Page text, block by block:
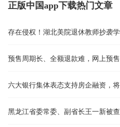
正版中国app下载热门文章
黑龙江省委常委、副省长王一新被查